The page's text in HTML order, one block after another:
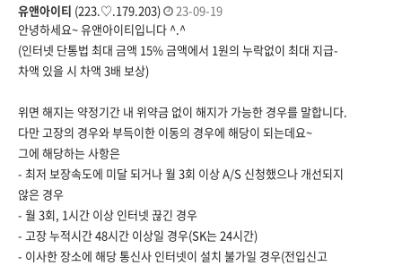
유앤아이티 (223.♡.179.203)
23-09-19
안녕하세요~ 유앤아이티입니다 ^.^
(인터넷 단통법 최대 금액 15% 금액에서 1원의 누락없이 최대 지급-
차액 있을 시 차액 3배 보상)
위면 해지는 약정기간 내 위약금 없이 해지가 가능한 경우를 말합니다.
다만 고장의 경우와 부득이한 이동의 경우에 해당이 되는데요~
그에 해당하는 사항은
- 최저 보장속도에 미달 되거나 월 3회 이상 A/S 신청했으나 개선되지
않은 경우
- 월 3회, 1시간 이상 인터넷 끊긴 경우
- 고장 누적시간 48시간 이상일 경우(SK는 24시간)
- 이사한 장소에 해당 통신사 인터넷이 설치 불가일 경우(전입신고